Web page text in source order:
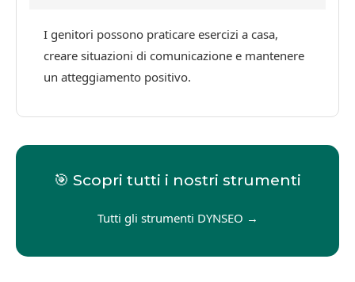
I genitori possono praticare esercizi a casa,
creare situazioni di comunicazione e mantenere
un atteggiamento positivo.
🎯 Scopri tutti i nostri strumenti
Tutti gli strumenti DYNSEO →